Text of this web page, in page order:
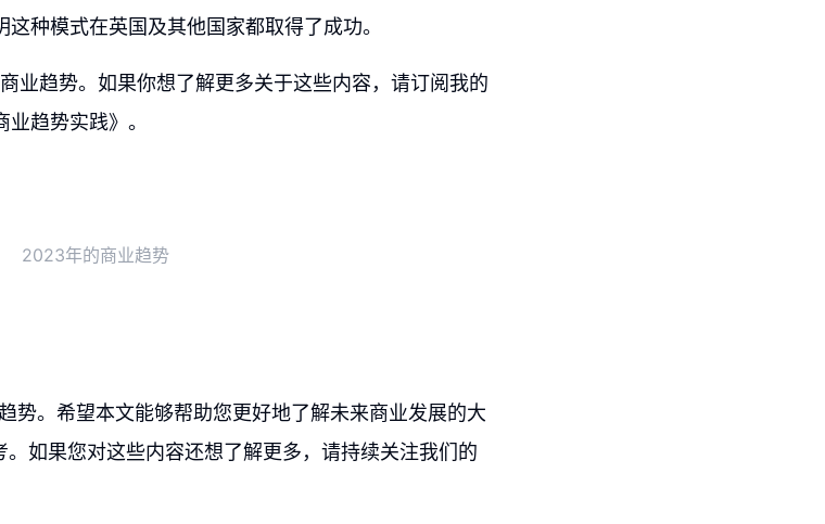
种模式在英国及其他国家都取得了成功。
业趋势。如果你想了解更多关于这些内容，请订阅我的
趋势实践》。
2023年的商业趋势
势。希望本文能够帮助您更好地了解未来商业发展的大
如果您对这些内容还想了解更多，请持续关注我们的